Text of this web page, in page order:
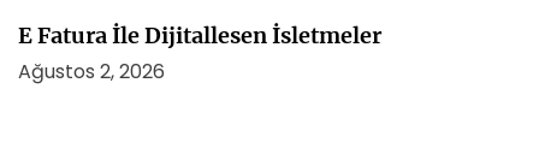
E Fatura İle Dijitallesen İsletmeler
Ağustos 2, 2026